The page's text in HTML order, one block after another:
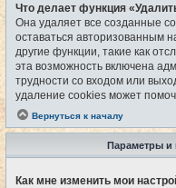
Что делает функция
Она удаляет все созданные
оставаться авторизованным
другие функции, такие как
эта возможность включена
трудности со входом или
удаление cookies может
Вернуться к началу
Параметры и
Как мне изменить мои